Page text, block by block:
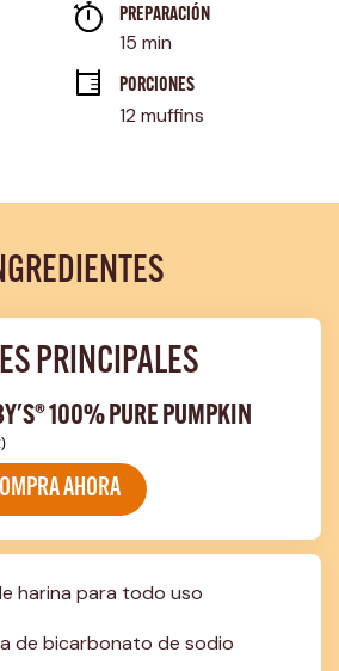
PREPARACIÓN
15 min
PORCIONES
12 muffins
PRINCIPALES
100% PURE PUMPKIN
AHORA
harina para todo uso
de bicarbonato de sodio